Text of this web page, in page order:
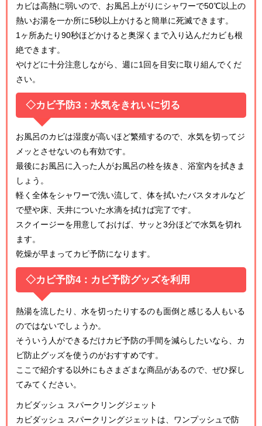
カビは高熱に弱いので、お風呂上がりにシャワーで50℃以上の
熱いお湯を一か所に5秒以上かけると簡単に死滅できます。
1ヶ所あたり90秒ほどかけると奥深くまで入り込んだカビも根
絶できます。
やけどに十分注意しながら、週に1回を目安に取り組んでくだ
さい。
◇カビ予防3：水気をきれいに切る
お風呂のカビは湿度が高いほど繁殖するので、水気を切ってジ
メッとさせないのも有効です。
最後にお風呂に入った人がお風呂の栓を抜き、浴室内を拭きま
しょう。
軽く全体をシャワーで洗い流して、体を拭いたバスタオルなど
で壁や床、天井についた水滴を拭けば完了です。
スクイージーを用意しておけば、サッと3分ほどで水気を切れ
ます。
乾燥が早まってカビ予防になります。
◇カビ予防4：カビ予防グッズを利用
熱湯を流したり、水を切ったりするのも面倒と感じる人もいる
のではないでしょうか。
そういう人ができるだけカビ予防の手間を減らしたいなら、カ
ビ防止グッズを使うのがおすすめです。
ここで紹介する以外にもさまざまな商品があるので、ぜひ探し
てみてください。
カビダッシュ スパークリングジェット
カビダッシュ スパークリングジェットは、ワンプッシュで防